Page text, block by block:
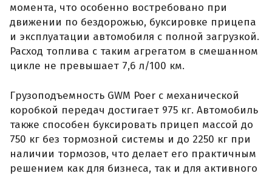
момента, что особенно востребовано при
движении по бездорожью, буксировке прицепа
и эксплуатации автомобиля с полной загрузкой.
Расход топлива с таким агрегатом в смешанном
цикле не превышает 7,6 л/100 км.
Грузоподъемность GWM Poer с механической
коробкой передач достигает 975 кг. Автомобиль
также способен буксировать прицеп массой до
750 кг без тормозной системы и до 2250 кг при
наличии тормозов, что делает его практичным
решением как для бизнеса, так и для активного